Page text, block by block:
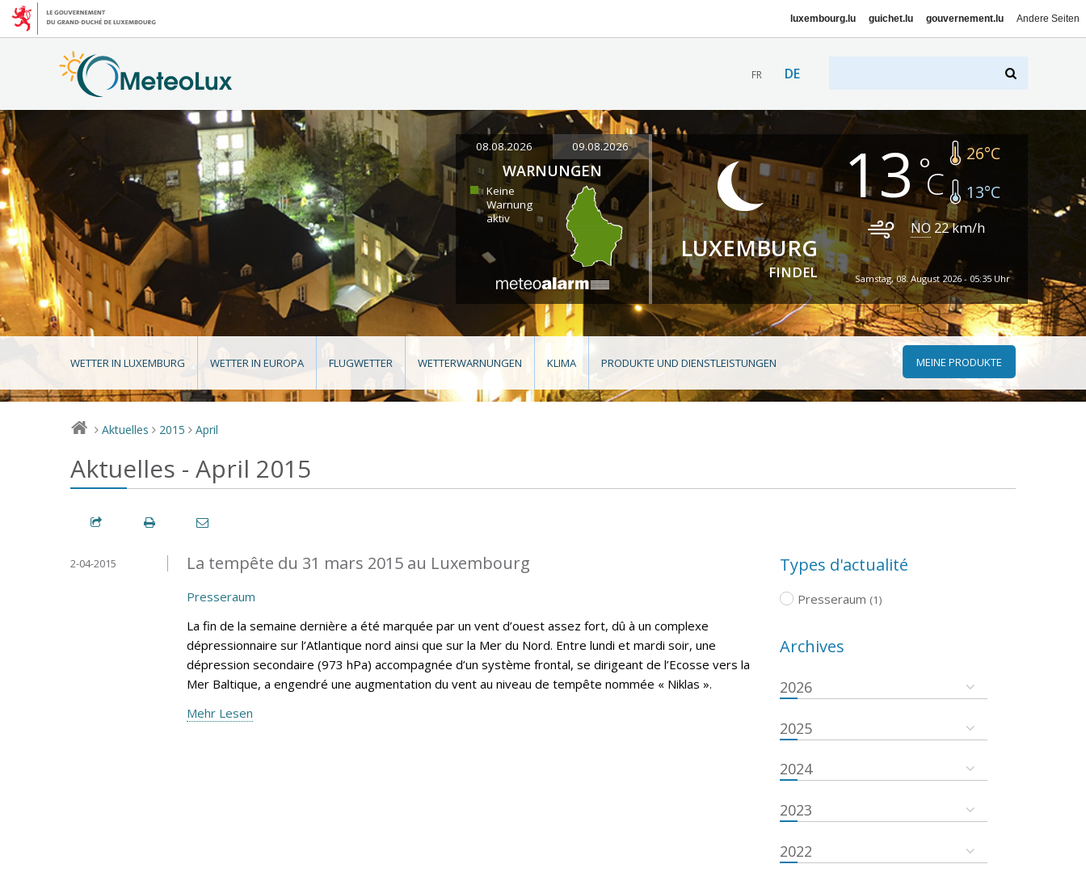
luxembourg.lu guichet.lu gouvernement.lu Andere Seiten
FR DE
08.08.2026 09.08.2026
WARNUNGEN
Keine
Warnung
aktiv
LUXEMBURG
FINDEL
13 26°C
13°C
NO 22km/h
Samstag, 08. August 2026 - 05:35 Uhr
WETTER IN LUXEMBURG WETTER IN EUROPA FLUGWETTER WETTERWARNUNGEN KLIMA PRODUKTE UND DIENSTLEISTUNGEN MEINE PRODUKTE
> Aktuelles > 2015 > April
Aktuelles - April 2015
La tempête du 31 mars 2015 au Luxembourg
2-04-2015
Presseraum
La fin de la semaine dernière a été marquée par un vent d’ouest assez fort, dû à un complexe
dépressionnaire sur l’Atlantique nord ainsi que sur la Mer du Nord. Entre lundi et mardi soir, une
dépression secondaire (973 hPa) accompagnée d’un système frontal, se dirigeant de l’Ecosse vers la
Mer Baltique, a engendré une augmentation du vent au niveau de tempête nommée « Niklas ».
Mehr Lesen
Types d'actualité
Presseraum (1)
Archives
2026
2025
2024
2023
2022